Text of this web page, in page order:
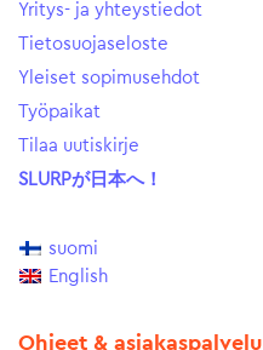
Yritys- ja yhteystiedot
Tietosuojaseloste
Yleiset sopimusehdot
Työpaikat
Tilaa uutiskirje
SLURPが日本へ！
suomi
English
Ohjeet & asiakaspalvelu